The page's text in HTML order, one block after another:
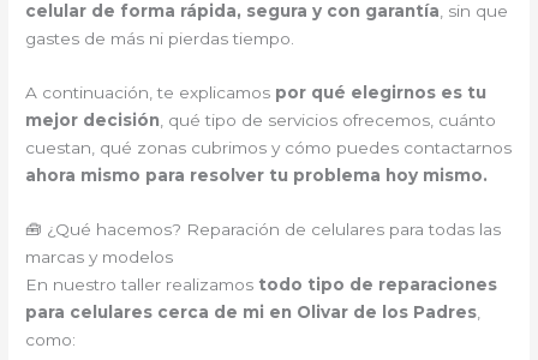
celular de forma rápida, segura y con garantía , sin que
gastes de más ni pierdas tiempo.
A continuación, te explicamos por qué elegirnos es tu
mejor decisión , qué tipo de servicios ofrecemos, cuánto
cuestan, qué zonas cubrimos y cómo puedes contactarnos
ahora mismo para resolver tu problema hoy mismo.
🧰 ¿Qué hacemos? Reparación de celulares para todas las
marcas y modelos
En nuestro taller realizamos todo tipo de reparaciones
para celulares cerca de mi en Olivar de los Padres
como: